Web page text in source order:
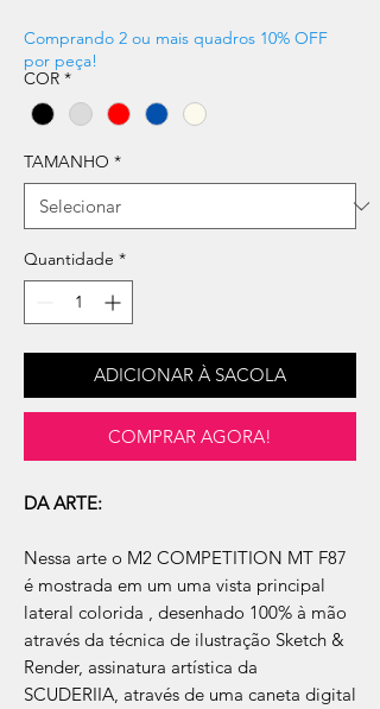
Comprando 2 ou mais quadros 10% OFF
por peça!
COR *
TAMANHO *
Quantidade *
ADICIONAR À SACOLA
COMPRAR AGORA!
DA ARTE:
Nessa arte o M2 COMPETITION MT F87
é mostrada em um uma vista principal
lateral colorida , desenhado 100% à mão
através da técnica de ilustração Sketch &
Render, assinatura artística da
SCUDERIIA, através de uma caneta digital